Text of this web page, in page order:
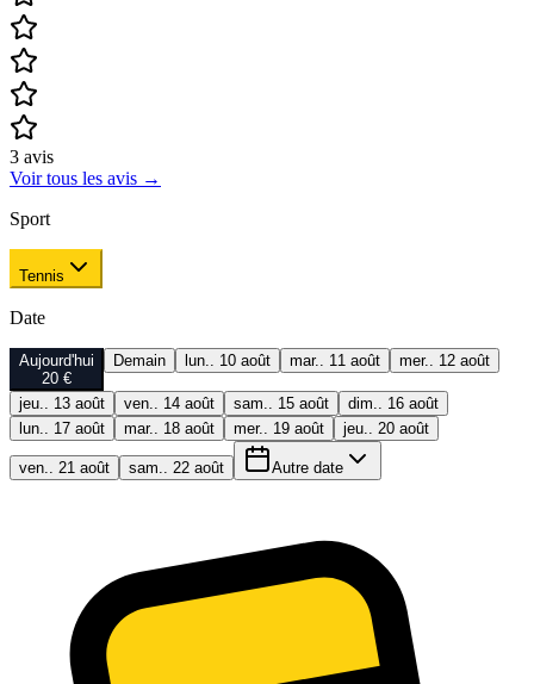
3 avis
Voir tous les avis →
Sport
Tennis
Date
Aujourd'hui
20 €
Demain lun.. 10 août mar.. 11 août mer.. 12 août
jeu.. 13 août ven.. 14 août sam.. 15 août
dim.. 16 août
lun.. 17 août
mar.. 18 août mer.. 19 août jeu.. 20 août
ven.. 21 août sam.. 22 août Autre date